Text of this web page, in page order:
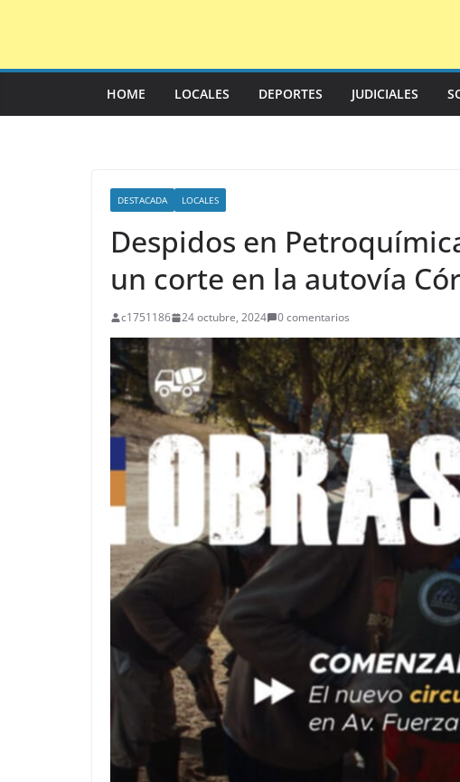
HOME LOCALES DEPORTES JUDICIALES
DESTACADA LOCALES
Despidos en
un corte en la autovía
c1751186 24 octubre, 2024 0 comentarios